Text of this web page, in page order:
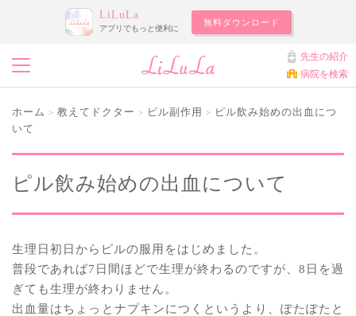
LiLuLa
アプリでもっと便利に
無料ダウンロード
先生の紹介
病院を検索
ホーム > 教えてドクター > ピル副作用 > ピル飲み始めの出血につ
いて
ピル飲み始めの出血について
生理日初日からピルの服用をはじめました。
普段であれば7日間ほどで生理が終わるのですが、8日を過
ぎても生理が終わりません。
出血量はちょっとナプキンにつくというより、ぽたぽたと